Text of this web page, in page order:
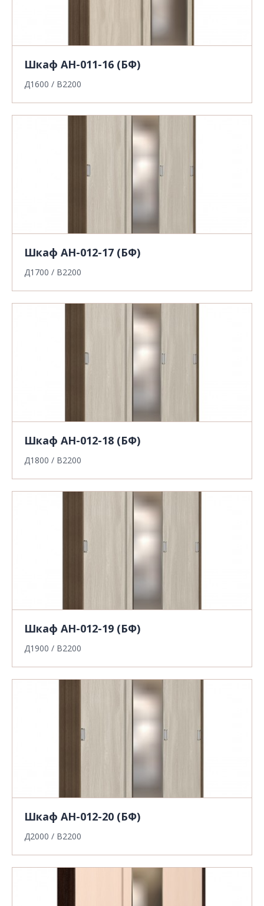
Шкаф АН-011-16 (БФ)
Д1600 / В2200
Шкаф АН-012-17 (БФ)
Д1700 / В2200
Шкаф АН-012-18 (БФ)
Д1800 / В2200
Шкаф АН-012-19 (БФ)
Д1900 / В2200
Шкаф АН-012-20 (БФ)
Д2000 / В2200